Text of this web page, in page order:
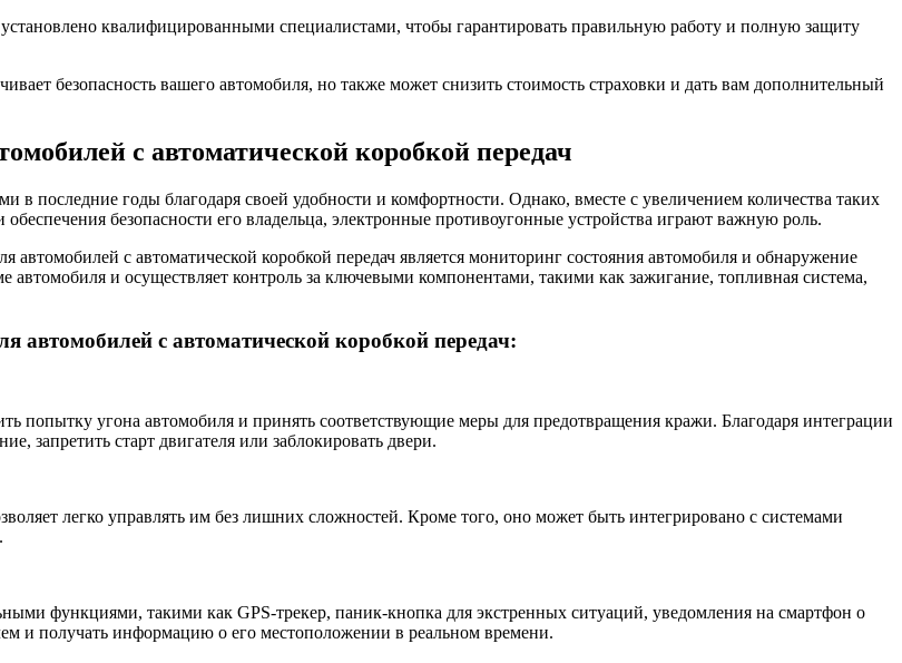
квалифицированными специалистами, чтобы гарантировать правильную работу и полную защиту
безопасность вашего автомобиля, но также может снизить стоимость страховки и дать вам дополнительный
с автоматической коробкой передач
в последние годы благодаря своей удобности и комфортности. Однако, вместе с увеличением количества таких
безопасности его владельца, электронные противоугонные устройства играют важную роль.
с автоматической коробкой передач является мониторинг состояния автомобиля и обнаружение
и осуществляет контроль за ключевыми компонентами, такими как зажигание, топливная система,
автомобилей с автоматической коробкой передач:
попытку угона автомобиля и принять соответствующие меры для предотвращения кражи. Благодаря интеграции
запретить старт двигателя или заблокировать двери.
легко управлять им без лишних сложностей. Кроме того, оно может быть интегрировано с системами
функциями, такими как GPS-трекер, паник-кнопка для экстренных ситуаций, уведомления на смартфон о
и получать информацию о его местоположении в реальном времени.